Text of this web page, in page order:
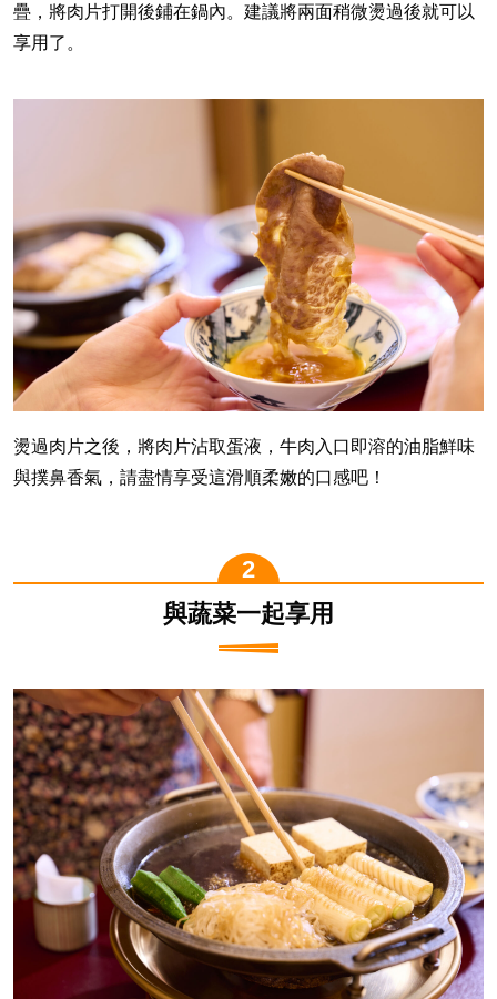
疊，將肉片打開後鋪在鍋內。建議將兩面稍微燙過後就可以
享用了。
燙過肉片之後，將肉片沾取蛋液，牛肉入口即溶的油脂鮮味
與撲鼻香氣，請盡情享受這滑順柔嫩的口感吧！
與蔬菜一起享用